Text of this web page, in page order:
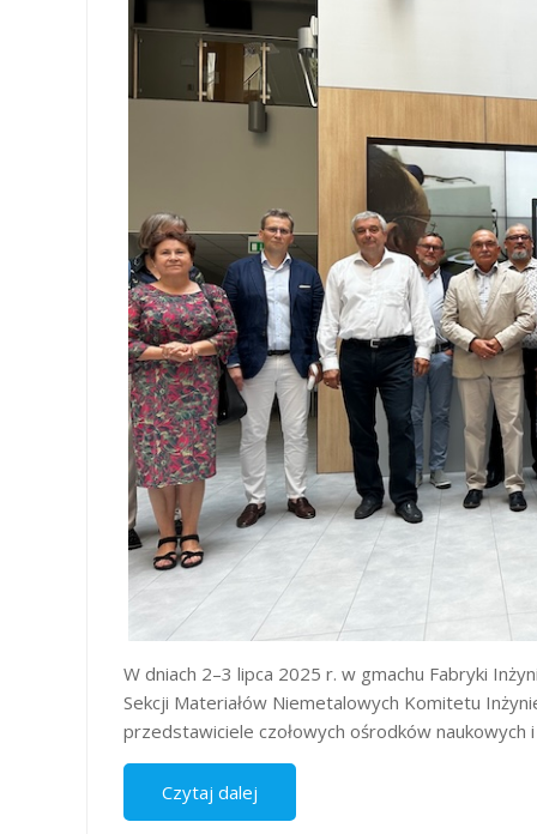
W dniach 2–3 lipca 2025 r. w gmachu Fabryki
Sekcji Materiałów Niemetalowych Komitetu
przedstawiciele czołowych ośrodków
Czytaj dalej